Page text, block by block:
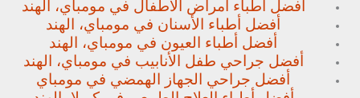
أفضل أطباء أمراض الأطفال في مومباي، الهند
أفضل أطباء الأسنان في مومباي، الهند
أفضل أطباء العيون في مومباي، الهند
أفضل جراحي طفل الأنابيب في مومباي، الهند
أفضل جراحي الجهاز الهمضي في مومباي